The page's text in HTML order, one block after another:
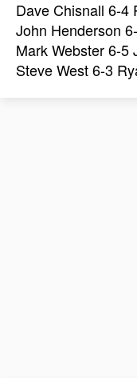
Dave Chisnall 6-4
John Henderson
Mark Webster 6-5
Steve West 6-3